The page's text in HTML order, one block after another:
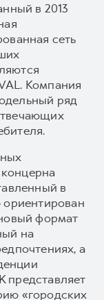
в 2013
сеть
Компания
ряд
в
ориентирован
формат
на
а
представляет
«городских